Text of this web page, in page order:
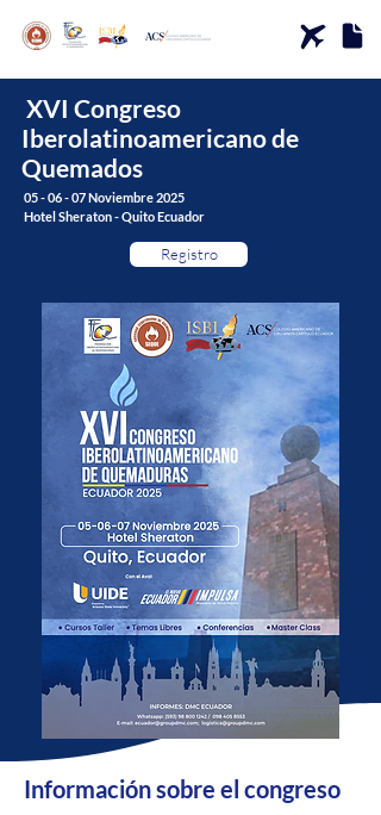
XVI Congreso
Iberolatinoamericano de
Quemados
05 - 06 - 07 Noviembre 2025
Hotel Sheraton - Quito Ecuador
Registro
Información sobre el congreso